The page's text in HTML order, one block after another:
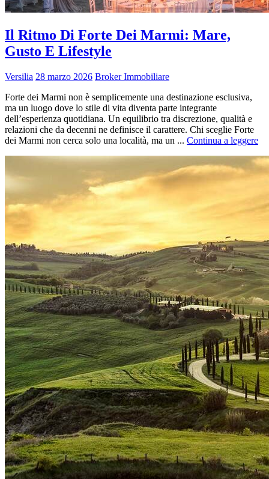
Il Ritmo Di Forte Dei Marmi: Mare,
Gusto E Lifestyle
Versilia 28 marzo 2026 Broker Immobiliare
Forte dei Marmi non è semplicemente una destinazione esclusiva,
ma un luogo dove lo stile di vita diventa parte integrante
dell’esperienza quotidiana. Un equilibrio tra discrezione, qualità e
relazioni che da decenni ne definisce il carattere. Chi sceglie Forte
dei Marmi non cerca solo una località, ma un ... Continua a leggere